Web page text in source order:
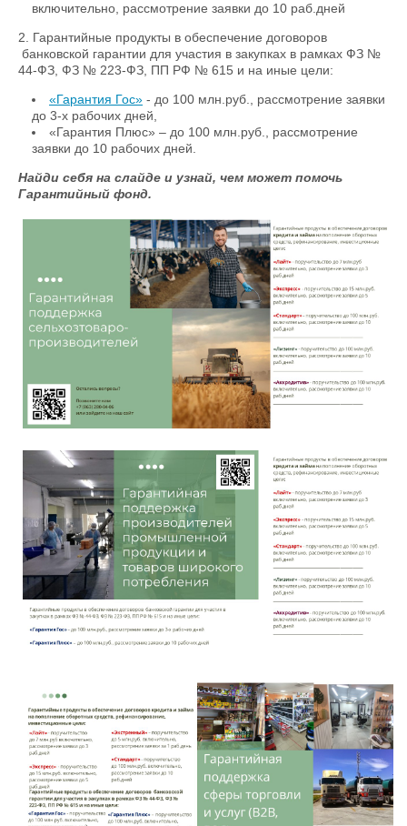
включительно, рассмотрение заявки до 10 раб.дней
2. Гарантийные продукты в обеспечение договоров
банковской гарантии для участия в закупках в рамках ФЗ №
44-ФЗ, ФЗ № 223-ФЗ, ПП РФ № 615 и на иные цели:
«Гарантия Гос» - до 100 млн.руб., рассмотрение заявки
до 3-х рабочих дней,
«Гарантия Плюс» – до 100 млн.руб., рассмотрение
заявки до 10 рабочих дней.
Найди себя на слайде и узнай, чем может помочь
Гарантийный фонд.